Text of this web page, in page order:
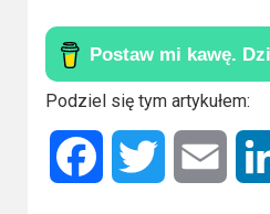
2015
2014
Podziel się tym artykułem:
Facebook Twitter Email